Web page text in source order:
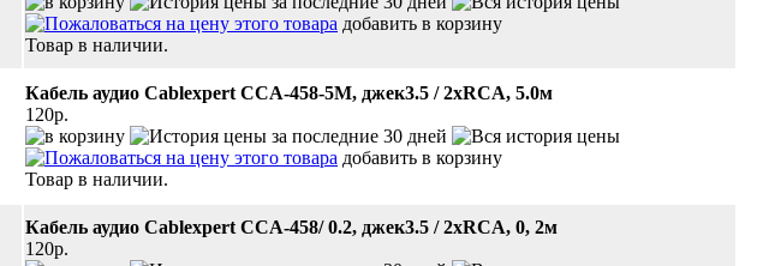
добавить в корзину
Товар в наличии.
Кабель аудио Cablexpert CCA-458-5M, джек3.5 / 2xRCA, 5.0м
120p.
добавить в корзину
Товар в наличии.
Кабель аудио Cablexpert CCA-458/ 0.2, джек3.5 / 2xRCA, 0, 2м
120p.